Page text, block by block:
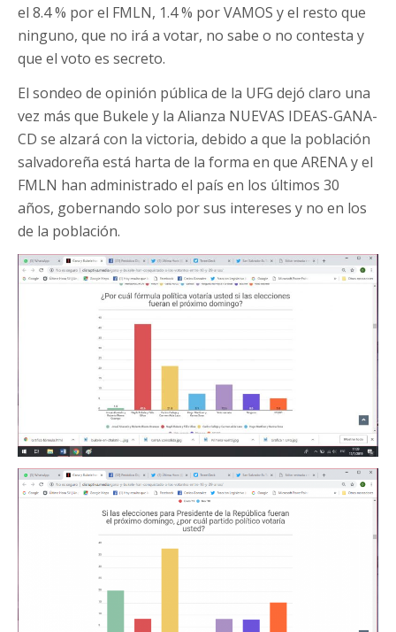
el 8.4 % por el FMLN, 1.4 % por VAMOS y el resto que
ninguno, que no irá a votar, no sabe o no contesta y
que el voto es secreto.
El sondeo de opinión pública de la UFG dejó claro una
vez más que Bukele y la Alianza NUEVAS IDEAS-GANA-
CD se alzará con la victoria, debido a que la población
salvadoreña está harta de la forma en que ARENA y el
FMLN han administrado el país en los últimos 30
años, gobernando solo por sus intereses y no en los
de la población.